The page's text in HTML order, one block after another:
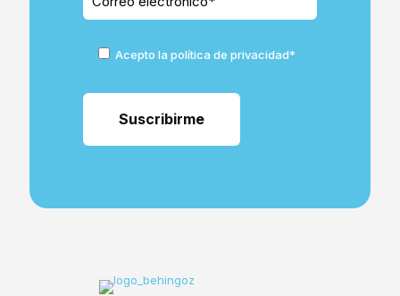
Acepto la política de privacidad*